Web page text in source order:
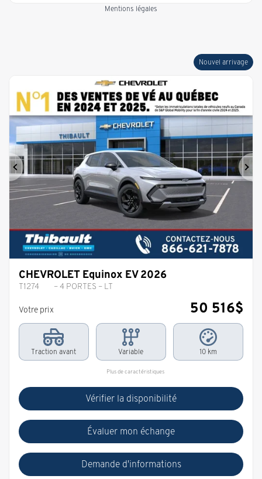
Mentions légales
Nouvel arrivage
Précédent
CHEVROLET Equinox EV 2026
T1274 – 4 PORTES – LT
Votre prix 50 516$
Traction avant Variable 10 km
Plus de caractéristiques
Vérifier la disponibilité
Évaluer mon échange
Demande d'informations